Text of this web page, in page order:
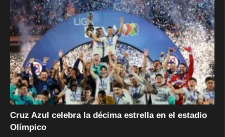
Cruz Azul celebra la décima estrella en el estadio
Olímpico